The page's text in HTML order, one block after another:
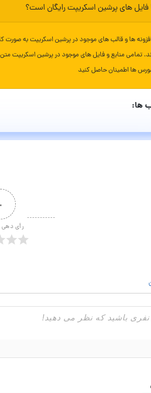
فایل های پرشین اسکریپت رایگان است؟
ها و قالب های موجود در پرشین اسکریپت به صورت
تمامی منابع و فایل های موجود در پرشین اسکریپت
ها اطمینان حاصل کنید
ها:
۰
رأی